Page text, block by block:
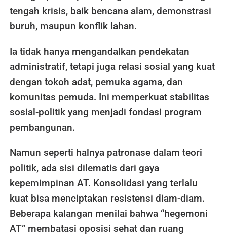
tengah krisis, baik bencana alam, demonstrasi
buruh, maupun konflik lahan.
Ia tidak hanya mengandalkan pendekatan
administratif, tetapi juga relasi sosial yang kuat
dengan tokoh adat, pemuka agama, dan
komunitas pemuda. Ini memperkuat stabilitas
sosial-politik yang menjadi fondasi program
pembangunan.
Namun seperti halnya patronase dalam teori
politik, ada sisi dilematis dari gaya
kepemimpinan AT. Konsolidasi yang terlalu
kuat bisa menciptakan resistensi diam-diam.
Beberapa kalangan menilai bahwa “hegemoni
AT” membatasi oposisi sehat dan ruang